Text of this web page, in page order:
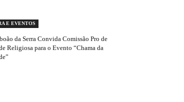
E EVENTOS
da Serra Convida Comissão Pro de
Religiosa para o Evento “Chama da